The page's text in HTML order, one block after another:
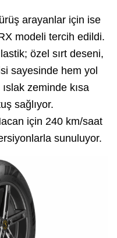
arayanlar için ise
modeli tercih edildi.
özel sırt deseni,
sayesinde hem yol
zeminde kısa
sağlıyor.
için 240 km/saat
sunuluyor.